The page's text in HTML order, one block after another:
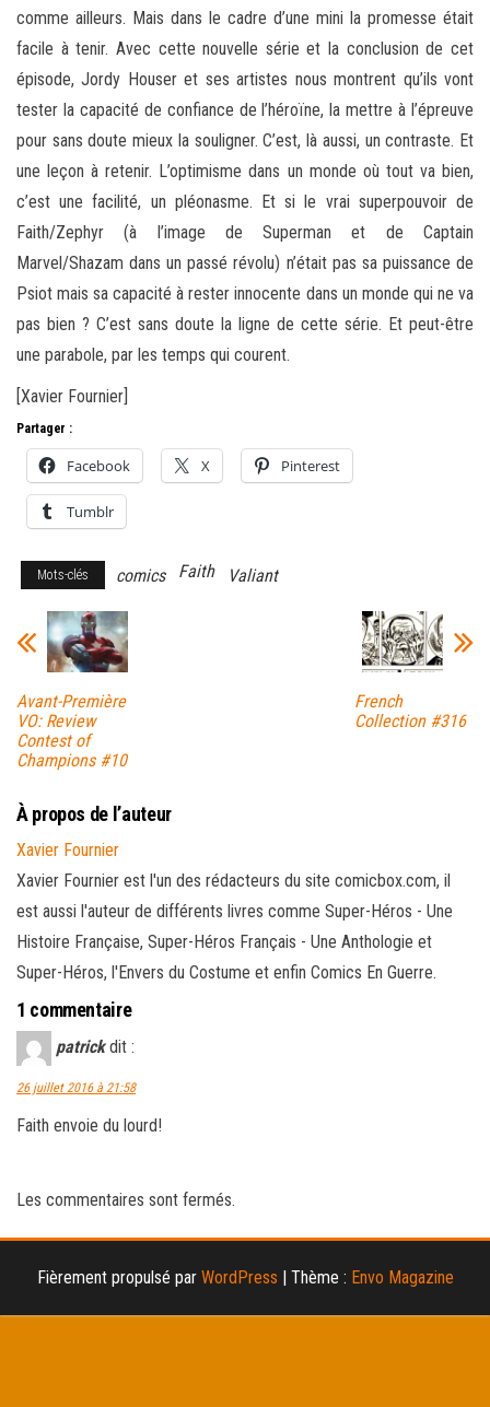
comme ailleurs. Mais dans le cadre d’une mini la promesse était
facile à tenir. Avec cette nouvelle série et la conclusion de cet
épisode, Jordy Houser et ses artistes nous montrent qu’ils vont
tester la capacité de confiance de l’héroïne, la mettre à l’épreuve
pour sans doute mieux la souligner. C’est, là aussi, un contraste. Et
une leçon à retenir. L’optimisme dans un monde où tout va bien,
c’est une facilité, un pléonasme. Et si le vrai superpouvoir de
Faith/Zephyr (à l’image de Superman et de Captain
Marvel/Shazam dans un passé révolu) n’était pas sa puissance de
Psiot mais sa capacité à rester innocente dans un monde qui ne va
pas bien ? C’est sans doute la ligne de cette série. Et peut-être
une parabole, par les temps qui courent.
[Xavier Fournier]
Partager :
Facebook X Pinterest
Tumblr
Mots-clés comics Faith Valiant
Avant-Première
VO: Review
Contest of
Champions #10
French
Collection #316
À propos de l’auteur
Xavier Fournier
Xavier Fournier est l'un des rédacteurs du site comicbox.com, il
est aussi l'auteur de différents livres comme Super-Héros - Une
Histoire Française, Super-Héros Français - Une Anthologie et
Super-Héros, l'Envers du Costume et enfin Comics En Guerre.
1 commentaire
patrick dit :
26 juillet 2016 à 21:58
Faith envoie du lourd!
Les commentaires sont fermés.
Fièrement propulsé par WordPress | Thème : Envo Magazine